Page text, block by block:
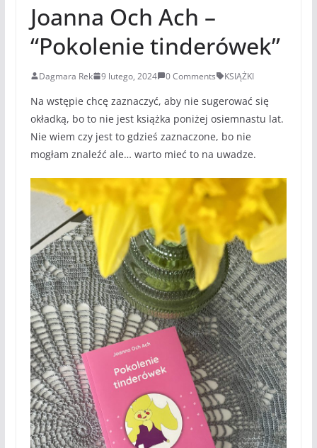
Joanna Och Ach –
“Pokolenie tinderówek”
Dagmara Rek 9 lutego, 2024 0 Comments KSIĄŻKI
Na wstępie chcę zaznaczyć, aby nie sugerować się
okładką, bo to nie jest książka poniżej osiemnastu lat.
Nie wiem czy jest to gdzieś zaznaczone, bo nie
mogłam znaleźć ale… warto mieć to na uwadze.